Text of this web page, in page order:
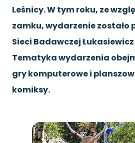
Leśnicy. W tym roku, ze
zamku, wydarzenie zostało
Sieci Badawczej Łukasiewicz
Tematyka wydarzenia
gry komputerowe i
komiksy.